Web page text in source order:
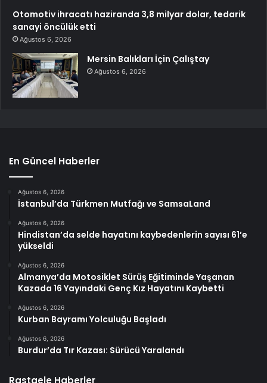
Otomotiv ihracatı haziranda 3,8 milyar dolar, tedarik
sanayi öncülük etti
Ağustos 6, 2026
Mersin Balıkları İçin Çalıştay
Ağustos 6, 2026
En Güncel Haberler
Ağustos 6, 2026
İstanbul’da Türkmen Mutfağı ve SamsaLand
Ağustos 6, 2026
Hindistan’da selde hayatını kaybedenlerin sayısı 61’e
yükseldi
Ağustos 6, 2026
Almanya’da Motosiklet Sürüş Eğitiminde Yaşanan
Kazada 16 Yayındaki Genç Kız Hayatını Kaybetti
Ağustos 6, 2026
Kurban Bayramı Yolculuğu Başladı
Ağustos 6, 2026
Burdur’da Tır Kazası: Sürücü Yaralandı
Rastgele Haberler